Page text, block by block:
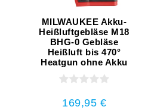
MILWAUKEE Akku-
Heißluftgebläse M18
BHG-0 Gebläse
Heißluft bis 470°
Heatgun ohne Akku
169,95 €